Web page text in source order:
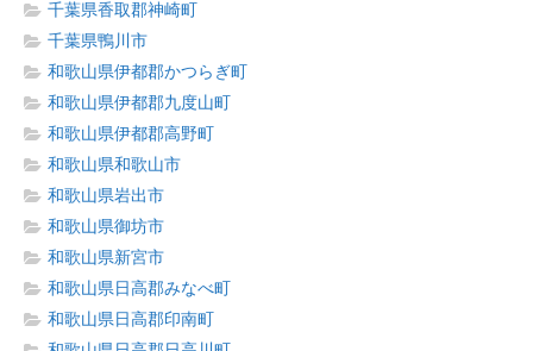
千葉県香取郡神崎町
千葉県鴨川市
和歌山県伊都郡かつらぎ町
和歌山県伊都郡九度山町
和歌山県伊都郡高野町
和歌山県和歌山市
和歌山県岩出市
和歌山県御坊市
和歌山県新宮市
和歌山県日高郡みなべ町
和歌山県日高郡印南町